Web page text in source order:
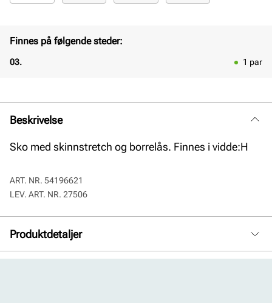
Finnes på følgende steder:
03. 1 par
Beskrivelse
Sko med skinnstretch og borrelås. Finnes i vidde:H
ART. NR. 54196621
LEV. ART. NR. 27506
Produktdetaljer
Overdel:Skinn